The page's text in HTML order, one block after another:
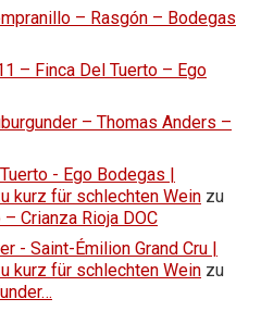
– Rasgón – Bodegas
– Finca Del Tuerto – Ego
– Thomas Anders –
- Ego Bodegas |
kurz für schlechten Wein zu
Crianza Rioja DOC
- Saint-Émilion Grand Cru |
kurz für schlechten Wein zu